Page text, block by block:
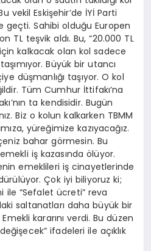
vekil Eskişehir’de İYİ Parti
geçti. Sahibi olduğu Europen
TL teşvik aldı. Bu, “20.000 TL
kalkacak olan kol sadece
Büyük bir utancı
düşmanlığı taşıyor. O kol
Tüm Cumhur İttifakı’na
ta kendisidir. Bugün
Biz o kolun kalkarken TBMM
yüreğimize kazıyacağız.
bahar görmesin. Bu
iş kazasında ölüyor.
emeklileri iş cinayetlerinde
Çok iyi biliyoruz ki;
ile “Sefalet ücreti” reva
saltanatları daha büyük bir
kararını verdi. Bu düzen
ifadeleri ile açıklık